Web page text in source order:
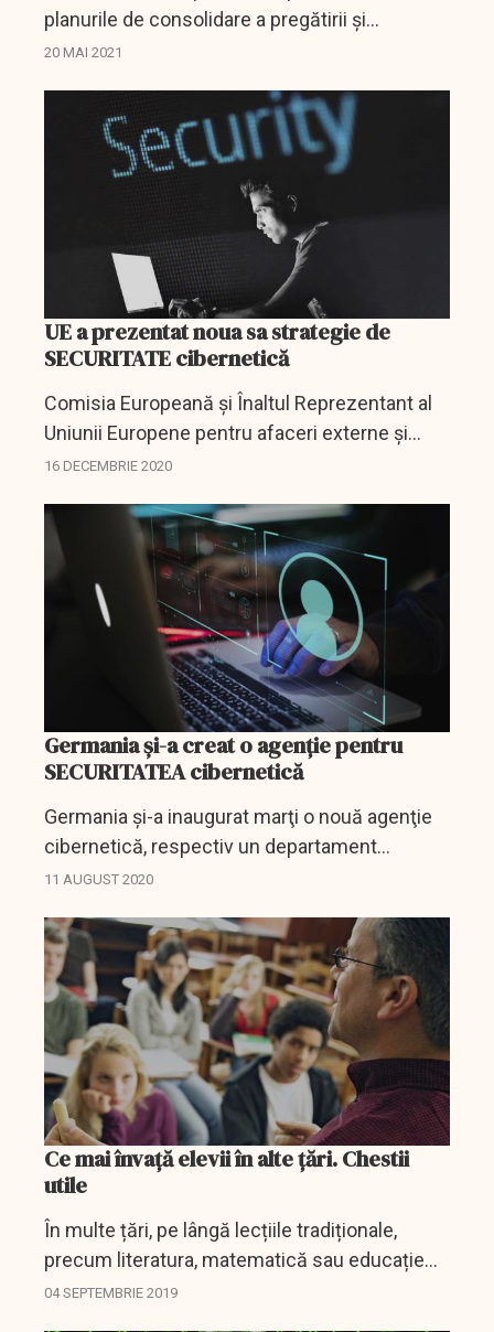
planurile de consolidare a pregătirii şi
rezilienţei Europei împotriva atacurilor
European pentru...
20 MAI 2021
UE a prezentat noua sa strategie de
SECURITATE cibernetică
Comisia Europeană şi Înaltul Reprezentant al
Uniunii Europene pentru afaceri externe şi
politica de securitate au prezentat miercuri o
informează...
16 DECEMBRIE 2020
Germania și-a creat o agenție pentru
SECURITATEA cibernetică
Germania şi-a inaugurat marţi o nouă agenţie
cibernetică, respectiv un departament
însărcinat cu menţinerea la zi a datelor privind
funcţionarea...
11 AUGUST 2020
Ce mai învață elevii în alte țări. Chestii
utile
În multe țări, pe lângă lecțiile tradiționale,
precum literatura, matematică sau educație
fizică, elevii studiază materii care trezește
04 SEPTEMBRIE 2019